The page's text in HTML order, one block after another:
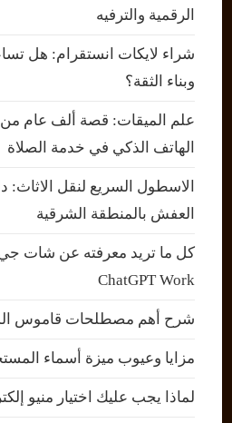
الرقمية والترفيه
شراء لايكات انستقرام: هل
وبناء الثقة؟
علم الميقات: قصة ألف عام
الهاتف الذكي في خدمة الصلاة
الاسطول السريع لنقل الاثاث:
العفش بالمنطقة الشرقية
كل ما تريد معرفته عن شات
ChatGPT Work
شرح أهم مصطلحات قاموس
مزايا وعيوب ميزة أسماء
لماذا يجب عليك اختيار منيو